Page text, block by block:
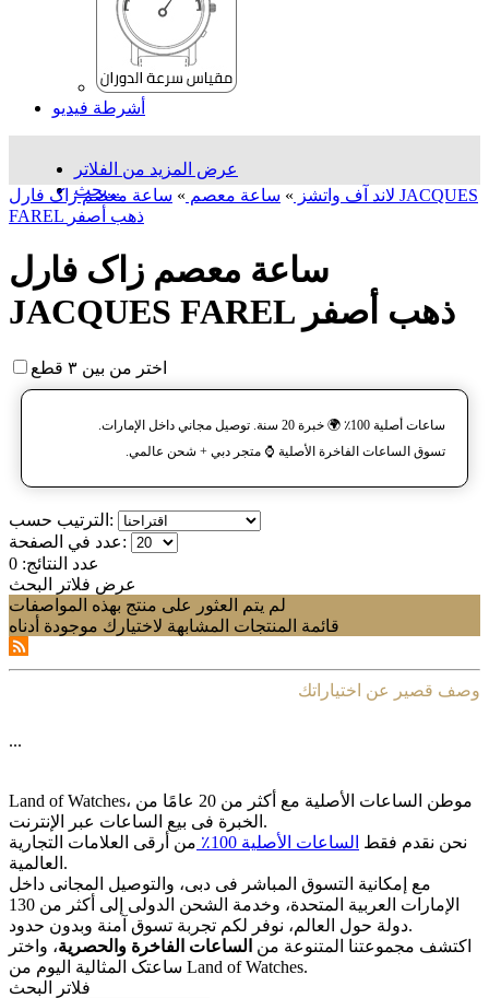
أشرطة فيديو
عرض المزيد من الفلاتر
بحث...
لاند آف واتشز » ساعة معصم » ساعة معصم زاک فارل JACQUES
FAREL ذهب أصفر
ساعة معصم زاک فارل
JACQUES FAREL ذهب أصفر
اختر من بين ٣ قطع
ساعات أصلية 100٪ 🌍 خبرة 20 سنة. توصيل مجاني داخل الإمارات.
تسوق الساعات الفاخرة الأصلية ⌚️ متجر دبي + شحن عالمي.
الترتيب حسب:
عدد في الصفحة:
عدد النتائج: 0
عرض فلاتر البحث
لم يتم العثور على منتج بهذه المواصفات
قائمة المنتجات المشابهة لاختيارك موجودة أدناه
وصف قصير عن اختياراتك
...
Land of Watches، موطن الساعات الأصلیة مع أکثر من 20 عامًا من
الخبرة فی بیع الساعات عبر الإنترنت.
نحن نقدم فقط الساعات الأصلیة 100٪
من أرقى العلامات التجاریة
العالمیة.
مع إمکانیة التسوق المباشر فی دبی، والتوصیل المجانی داخل
الإمارات العربیة المتحدة، وخدمة الشحن الدولی إلى أکثر من 130
دولة حول العالم، نوفر لکم تجربة تسوق آمنة وبدون حدود.
اکتشف مجموعتنا المتنوعة من الساعات الفاخرة والحصریة، واختر
ساعتک المثالیة الیوم من Land of Watches.
فلاتر البحث